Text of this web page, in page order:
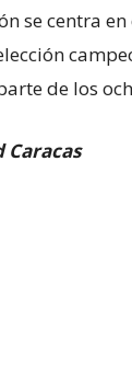
se centra
de los